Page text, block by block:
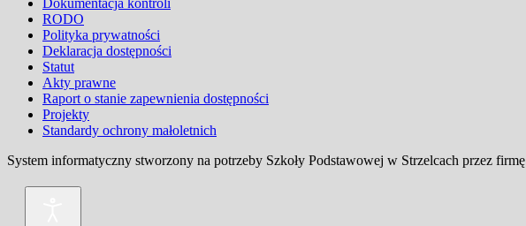
RODO
Polityka prywatności
Deklaracja dostępności
Statut
Akty prawne
Raport o stanie zapewnienia dostępności
Projekty
Standardy ochrony małoletnich
System informatyczny stworzony na potrzeby Szkoły Podstawowej w Strzelcach przez firmę